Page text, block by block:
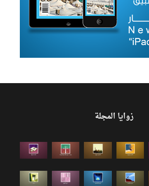
زوايا المجلة